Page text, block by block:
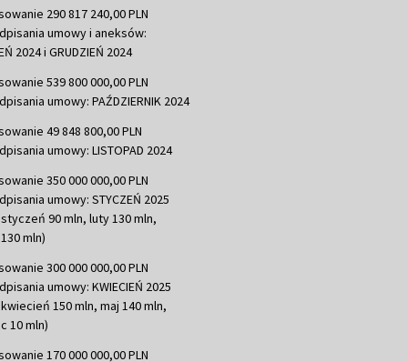
290 817 240,00 PLN
umowy i aneksów:
2024 i GRUDZIEŃ 2024
539 800 000,00 PLN
umowy: PAŹDZIERNIK 2024
49 848 800,00 PLN
umowy: LISTOPAD 2024
350 000 000,00 PLN
umowy: STYCZEŃ 2025
90 mln, luty 130 mln,
mln)
300 000 000,00 PLN
umowy: KWIECIEŃ 2025
150 mln, maj 140 mln,
10 mln)
170 000 000,00 PLN